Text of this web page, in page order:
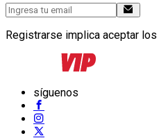
Registrarse implica aceptar los
síguenos